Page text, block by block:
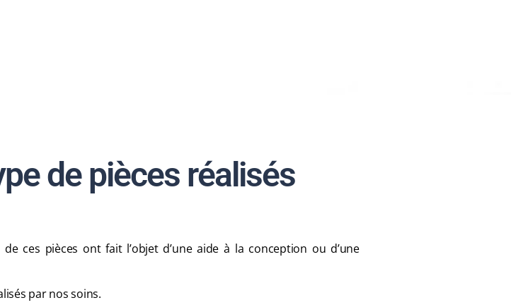
de pièces réalisés
ces pièces ont fait l’objet d’une aide à la conception ou d’une
par nos soins.